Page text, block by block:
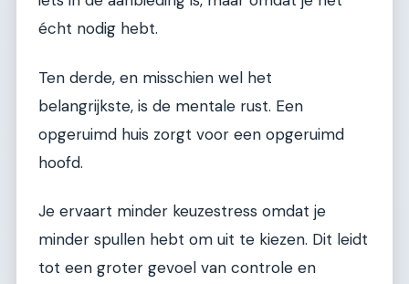
écht nodig hebt.
Ten derde, en misschien wel het
belangrijkste, is de mentale rust. Een
opgeruimd huis zorgt voor een opgeruimd
hoofd.
Je ervaart minder keuzestress omdat je
minder spullen hebt om uit te kiezen. Dit leidt
tot een groter gevoel van controle en